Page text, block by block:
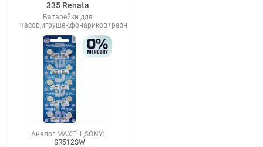
335 Renata
Батарейки для
часов,игрушек,фонариков+разное
Аналог MAXELL,SONY:
SR512SW